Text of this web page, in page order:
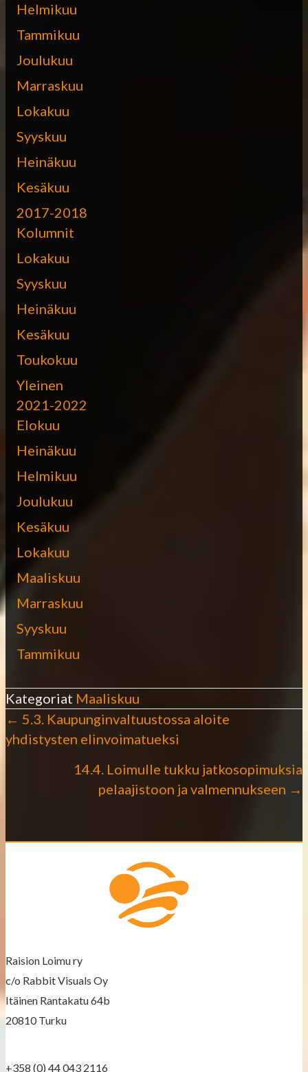
Helmikuu
Tammikuu
Joulukuu
Marraskuu
Lokakuu
Syyskuu
Heinäkuu
Kesäkuu
2017-2018
Kolumnit
Lokakuu
Syyskuu
Heinäkuu
Kesäkuu
Toukokuu
Yleinen
2021-2022
Elokuu
Heinäkuu
Helmikuu
Joulukuu
Kesäkuu
Lokakuu
Maaliskuu
Marraskuu
Syyskuu
Tammikuu
Kategoriat Maaliskuu
P
i
g
a
t
← 5.3. Kaupunginvaltuustossa aloite
yhdistysten elinvoimatueksi
14.4. Loimulle tukku jatkosopimuksia
pelaajistoon ja valmennukseen →
Raision Loimu ry
c/o Rabbit Visuals Oy
Itäinen Rantakatu 64b
20810 Turku
+358 (0) 44 043 2116